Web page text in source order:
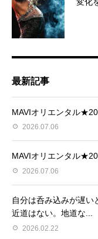
変化
最新記事
MAVIオリエンタル
2026.07.06
MAVIオリエンタル
2026.07.06
自分は呑み込みが遅い
近道はない。地道な...
2026.02.22